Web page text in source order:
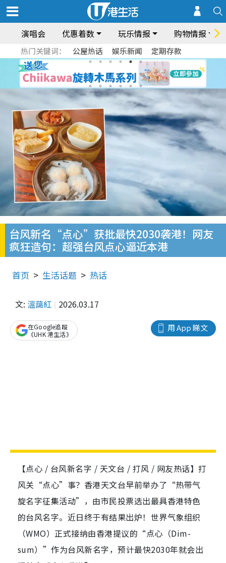
演唱会 优惠着数 玩乐情报 购物情报
热门关键词： 公屋热话 娱乐新闻 定期存款
台风新名“点心”获批最快2030袭港！网友
疯狂造句：超强台风点心逼近本港
首页 生活话题 热话
文: 溫藹紅 2026.03.17
用 App 睇文
在Google追蹤
《UHK 港生活》
【点心 / 台风新名字 / 天文台 / 打风 / 网友热话】打
风关“点心”事？香港天文台早前举办了“热带气
旋名字征集活动”，由市民投票选出最具香港特色
的台风名字。近日终于有结果出炉！世界气象组织
（WMO）正式接纳由香港提议的“点心（Dim-
sum）”作为台风新名字，预计最快2030年就会出